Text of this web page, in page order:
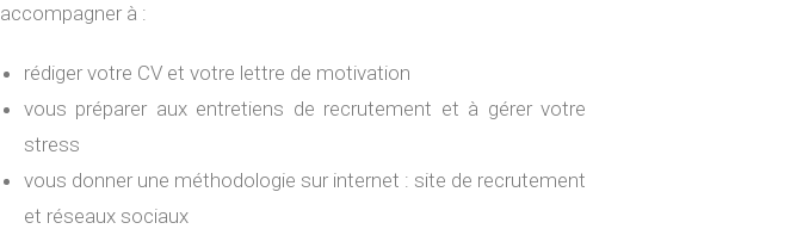
accompagner à :
rédiger votre CV et votre lettre de motivation
vous préparer aux entretiens de recrutement et à gérer votre
stress
vous donner une méthodologie sur internet : site de recrutement
et réseaux sociaux